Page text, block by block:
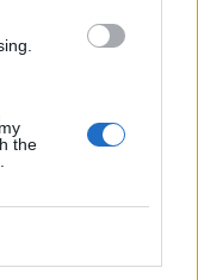
the